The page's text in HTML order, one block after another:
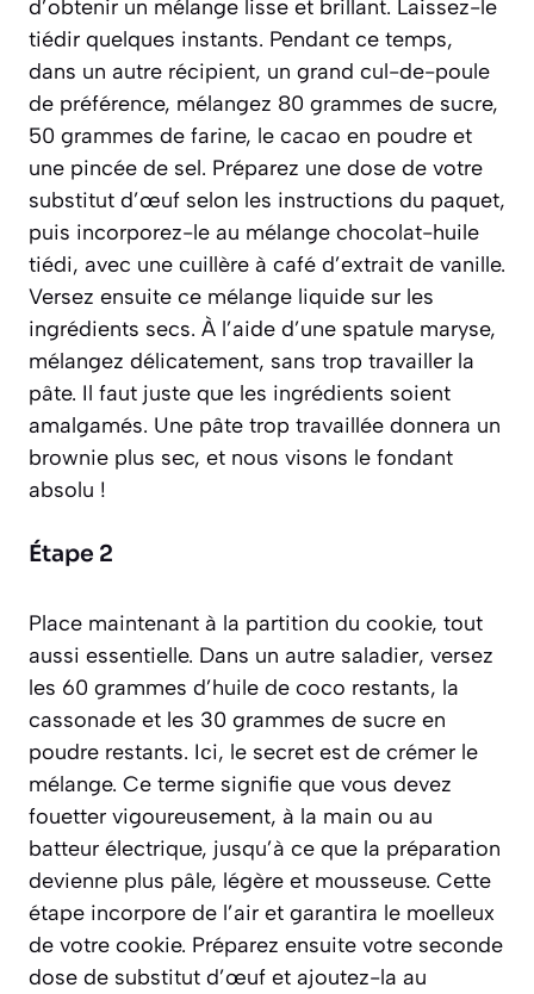
d’obtenir un mélange lisse et brillant. Laissez-le
tiédir quelques instants. Pendant ce temps,
dans un autre récipient, un grand cul-de-poule
de préférence, mélangez 80 grammes de sucre,
50 grammes de farine, le cacao en poudre et
une pincée de sel. Préparez une dose de votre
substitut d’œuf selon les instructions du paquet,
puis incorporez-le au mélange chocolat-huile
tiédi, avec une cuillère à café d’extrait de vanille.
Versez ensuite ce mélange liquide sur les
ingrédients secs. À l’aide d’une spatule maryse,
mélangez délicatement, sans trop travailler la
pâte. Il faut juste que les ingrédients soient
amalgamés. Une pâte trop travaillée donnera un
brownie plus sec, et nous visons le fondant
absolu !
Étape 2
Place maintenant à la partition du cookie, tout
aussi essentielle. Dans un autre saladier, versez
les 60 grammes d’huile de coco restants, la
cassonade et les 30 grammes de sucre en
poudre restants. Ici, le secret est de crémer le
mélange. Ce terme signifie que vous devez
fouetter vigoureusement, à la main ou au
batteur électrique, jusqu’à ce que la préparation
devienne plus pâle, légère et mousseuse. Cette
étape incorpore de l’air et garantira le moelleux
de votre cookie. Préparez ensuite votre seconde
dose de substitut d’œuf et ajoutez-la au